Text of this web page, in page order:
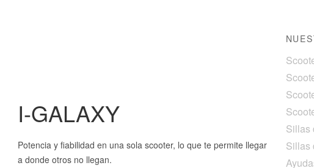
I-GALAXY
Potencia y fiabilidad en una sola scooter, lo que te permite llegar
a donde otros no llegan.
Sillas
Sillas